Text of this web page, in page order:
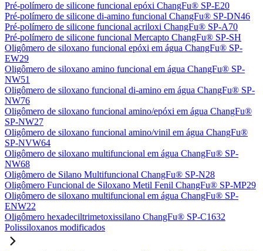
Pré-polímero de silicone funcional epóxi ChangFu® SP-E20
Pré-polímero de silicone di-amino funcional ChangFu® SP-DN46
Pré-polímero de silicone funcional acriloxi ChangFu® SP-A70
Pré-polímero de silicone funcional Mercapto ChangFu® SP-SH
Oligômero de siloxano funcional epóxi em água ChangFu® SP-
EW29
Oligômero de siloxano amino funcional em água ChangFu® SP-
NW51
Oligômero de siloxano funcional di-amino em água ChangFu® SP-
NW76
Oligômero de siloxano funcional amino/epóxi em água ChangFu®
SP-NW27
Oligômero de siloxano funcional amino/vinil em água ChangFu®
SP-NVW64
Oligômero de siloxano multifuncional em água ChangFu® SP-
NW68
Oligômero de Silano Multifuncional ChangFu® SP-N28
Oligômero Funcional de Siloxano Metil Fenil ChangFu® SP-MP29
Oligômero de siloxano multifuncional em água ChangFu® SP-
ENW22
Oligômero hexadeciltrimetoxissilano ChangFu® SP-C1632
Polissiloxanos modificados